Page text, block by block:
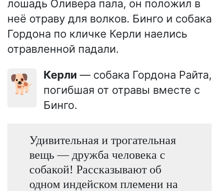
лошадь Оливера пала, он положил в
неё отраву для волков. Бинго и собака
Гордона по кличке Керли наелись
отравленной падали.
🐕 Керли — собака Гордона Райта,
погибшая от отравы вместе с
Бинго.
Удивительная и трогательная
вещь — дружба человека с
собакой! Рассказывают об
одном индейском племени на